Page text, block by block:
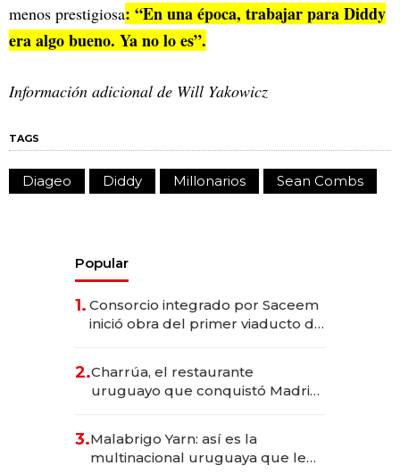
menos prestigiosa: “En una época, trabajar para Diddy
era algo bueno. Ya no lo es”.
Información adicional de Will Yakowicz
TAGS
Diageo Diddy Millonarios Sean Combs
Popular
1. Consorcio integrado por Saceem
inició obra del primer viaducto de
millones
2.Charrúa, el restaurante
uruguayo que conquistó Madrid:
anticipación y prepara apertura
3.Malabrigo Yarn: así es la
multinacional uruguaya que le